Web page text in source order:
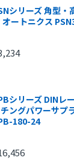
シリーズ 角型・
オートニクス
シリーズ DINレ
ングパワーサプ
180-24